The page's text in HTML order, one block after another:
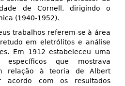
de Cornell, dirigindo o
(1940-1952).
trabalhos referem-se à área
em eletrólitos e análise
Em 1912 estabeleceu uma
que mostrava
relação à teoria de Albert
acordo com os resultados